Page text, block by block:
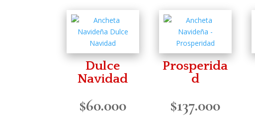
Dulce
Navidad
$60.000
Prosperida
d
$137.000